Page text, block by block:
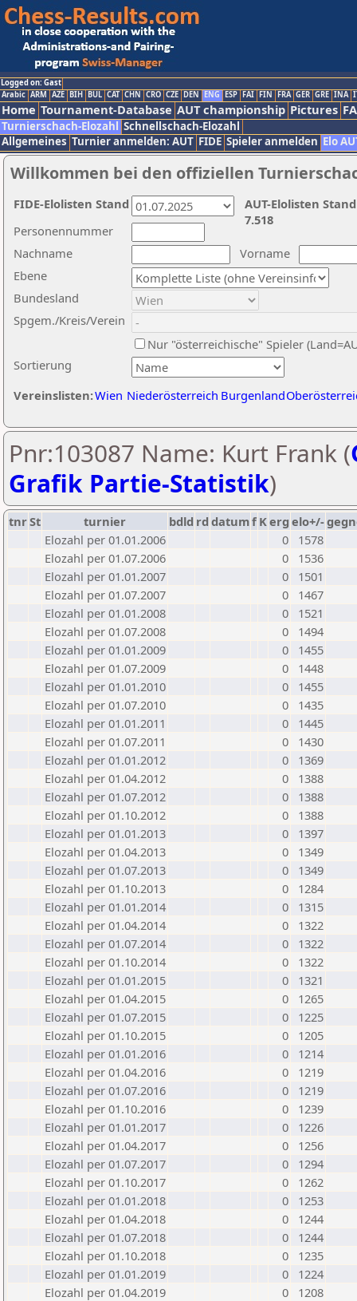
Logged on: Gast
Arabic ARM AZE BIH BUL CAT CHN CRO CZE DEN ENG ESP FAI FIN FRA GER GRE INA
Home Tournament-Database AUT championship Pictures
Turnierschach-Elozahl Schnellschach-Elozahl
Allgemeines Turnier anmelden: AUT FIDE Spieler anmelden Elo
Willkommen bei den offiziellen
Nachname
Vorname
Ebene
Sortierung
Personennummer
Bundesland
Spgem./Kreis/Verein
Nur "österreichische" Spieler
Vereinslisten:Wien Niederösterreich Burgenland
AUT-Elolisten
7.518
FIDE-Elolisten Stand
Pnr:103087 Name: Kurt Frank (
Grafik Partie-Statistik)
tnrSt turnier bdld rd datumf Kerg elo+/-
Elozahl per 01.01.2006
0
1578
Elozahl per 01.07.2006
0
1536
Elozahl per 01.01.2007
0
1501
Elozahl per 01.07.2007
0
1467
Elozahl per 01.01.2008
0
1521
Elozahl per 01.07.2008
0
1494
Elozahl per 01.01.2009
0
1455
Elozahl per 01.07.2009
0
1448
Elozahl per 01.01.2010
0
1455
Elozahl per 01.07.2010
0
1435
Elozahl per 01.01.2011
0
1445
Elozahl per 01.07.2011
0
1430
Elozahl per 01.01.2012
0
1369
Elozahl per 01.04.2012
0
1388
Elozahl per 01.07.2012
0
1388
Elozahl per 01.10.2012
0
1388
Elozahl per 01.01.2013
0
1397
Elozahl per 01.04.2013
0
1349
Elozahl per 01.07.2013
0
1349
Elozahl per 01.10.2013
0
1284
Elozahl per 01.01.2014
0
1315
Elozahl per 01.04.2014
0
1322
Elozahl per 01.07.2014
0
1322
Elozahl per 01.10.2014
0
1322
Elozahl per 01.01.2015
0
1321
Elozahl per 01.04.2015
0
1265
Elozahl per 01.07.2015
0
1225
Elozahl per 01.10.2015
0
1205
Elozahl per 01.01.2016
0
1214
Elozahl per 01.04.2016
0
1219
Elozahl per 01.07.2016
0
1219
Elozahl per 01.10.2016
0
1239
Elozahl per 01.01.2017
0
1226
Elozahl per 01.04.2017
0
1256
Elozahl per 01.07.2017
0
1294
Elozahl per 01.10.2017
0
1262
Elozahl per 01.01.2018
0
1253
Elozahl per 01.04.2018
0
1244
Elozahl per 01.07.2018
0
1244
Elozahl per 01.10.2018
0
1235
Elozahl per 01.01.2019
0
1224
Elozahl per 01.04.2019
0
1208